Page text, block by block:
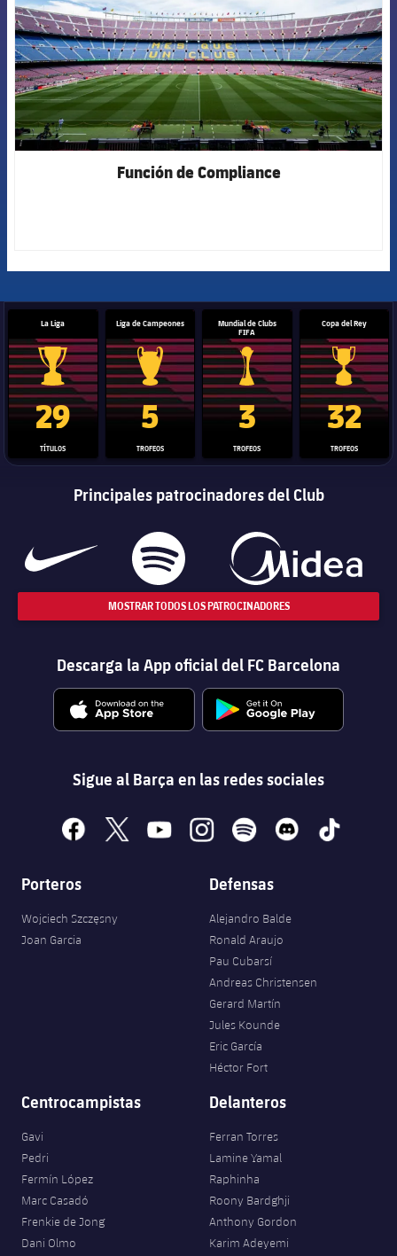
EQUIP
MENORS
D'EDAT
JUVENIL
CADET 13
HOQUEI
MENORS
JUNIOR
JUVENIL 11
INFANTIL 10
TOTAL HOQUEI 35
Función de Compliance
La Liga
Trofeo de La Liga
29
TÍTULOS
Liga de Campeones
Trofeo de la Liga de Campeones
5
TROFEOS
Mundial de Clubs
FIFA
Trofeo del Mundial de
3
TROFEOS
Copa del Rey
Copa del
32
TROFEOS
Principales patrocinadores del Club
MOSTRAR TODOS LOS PATROCINADORES
Descarga la App oficial del FC Barcelona
Sigue al Barça en las redes sociales
facebook
x youtubeinstagramspotify discord tiktok
Porteros
Wojciech Szczęsny
Joan Garcia
Defensas
Alejandro Balde
Ronald Araujo
Pau Cubarsí
Andreas Christensen
Gerard Martín
Jules Kounde
Eric García
Héctor Fort
Centrocampistas
Gavi
Pedri
Fermín López
Marc Casadó
Frenkie de Jong
Dani Olmo
Delanteros
Ferran Torres
Lamine Yamal
Raphinha
Roony Bardghji
Anthony Gordon
Karim Adeyemi